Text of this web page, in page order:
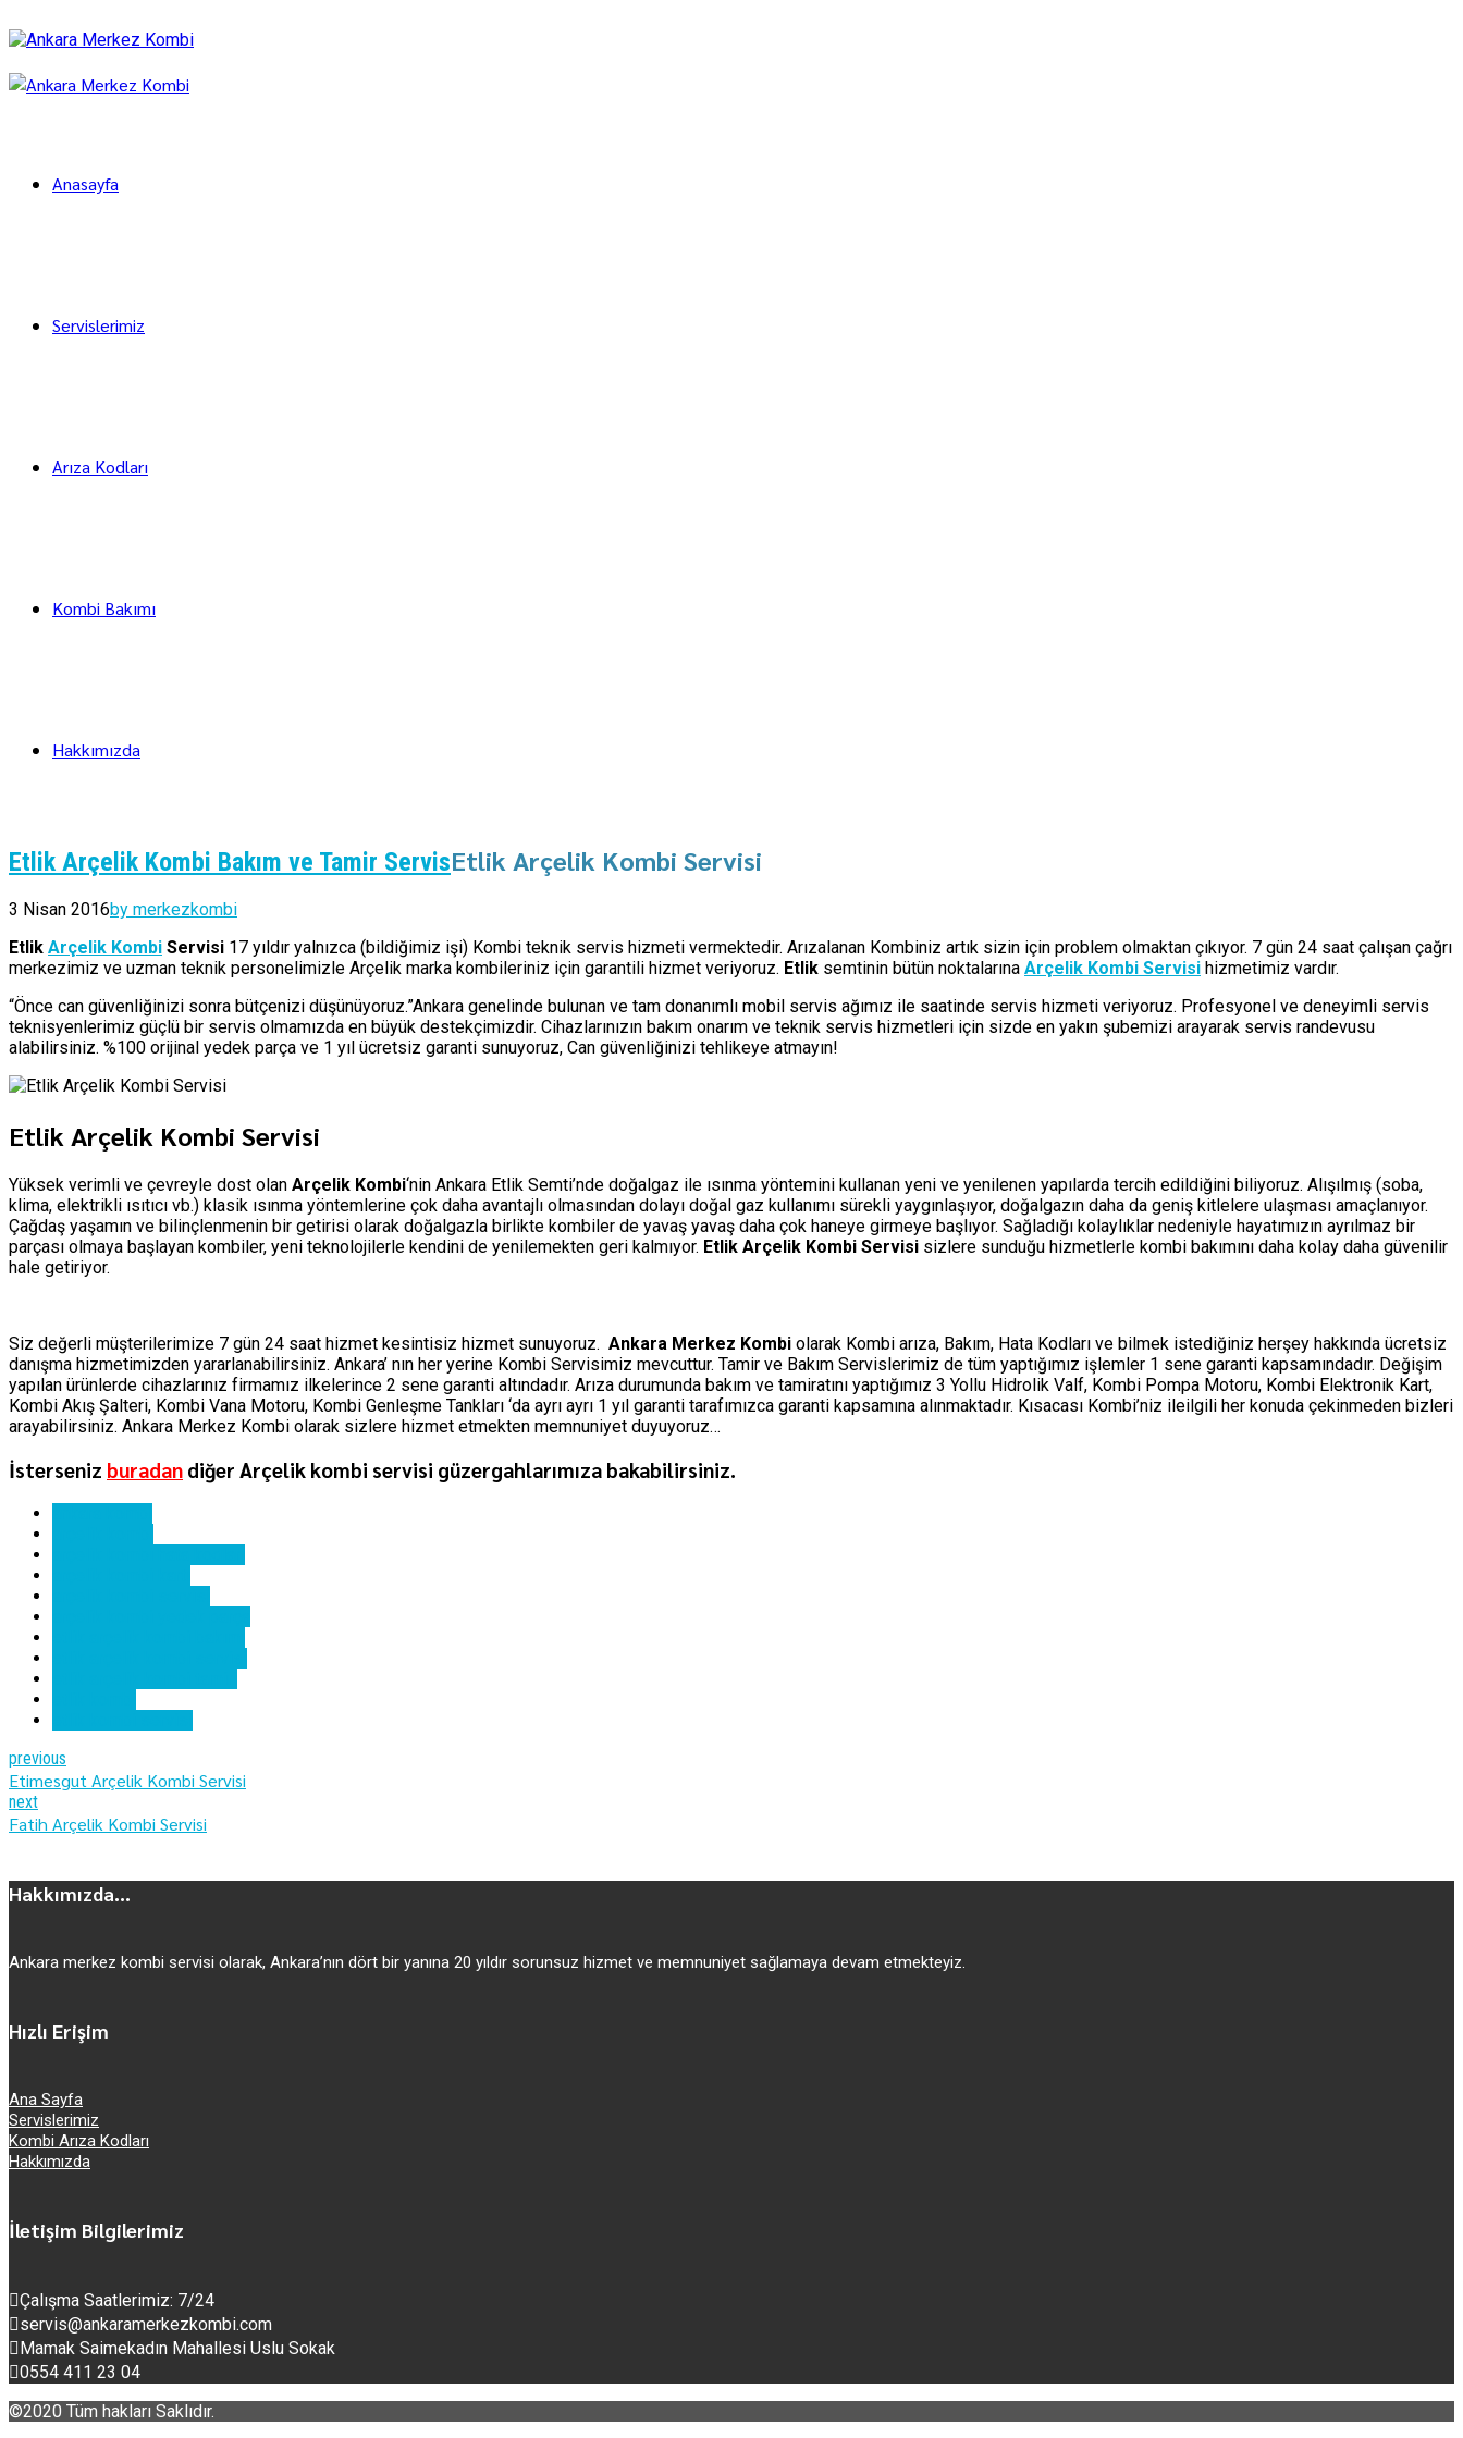
Anasayfa
Servislerimiz
Arıza Kodları
Kombi Bakımı
Hakkımızda
Etlik Arçelik Kombi Bakım ve Tamir ServisEtlik Arçelik Kombi Servisi
3 Nisan 2016by merkezkombi
Etlik Arçelik Kombi Servisi 17 yıldır yalnızca (bildiğimiz işi) Kombi teknik servis hizmeti vermektedir. Arızalanan Kombiniz artık sizin için problem olmaktan çıkıyor. 7 gün 24 saat çalışan çağrı
merkezimiz ve uzman teknik personelimizle Arçelik marka kombileriniz için garantili hizmet veriyoruz. Etlik semtinin bütün noktalarına Arçelik Kombi Servisi hizmetimiz vardır.
“Önce can güvenliğinizi sonra bütçenizi düşünüyoruz.”Ankara genelinde bulunan ve tam donanımlı mobil servis ağımız ile saatinde servis hizmeti veriyoruz. Profesyonel ve deneyimli servis
teknisyenlerimiz güçlü bir servis olmamızda en büyük destekçimizdir. Cihazlarınızın bakım onarım ve teknik servis hizmetleri için sizde en yakın şubemizi arayarak servis randevusu
alabilirsiniz. %100 orijinal yedek parça ve 1 yıl ücretsiz garanti sunuyoruz, Can güvenliğinizi tehlikeye atmayın!
Etlik Arçelik Kombi Servisi
Yüksek verimli ve çevreyle dost olan Arçelik Kombi‘nin Ankara Etlik Semti’nde doğalgaz ile ısınma yöntemini kullanan yeni ve yenilenen yapılarda tercih edildiğini biliyoruz. Alışılmış (soba,
klima, elektrikli ısıtıcı vb.) klasik ısınma yöntemlerine çok daha avantajlı olmasından dolayı doğal gaz kullanımı sürekli yaygınlaşıyor, doğalgazın daha da geniş kitlelere ulaşması amaçlanıyor.
Çağdaş yaşamın ve bilinçlenmenin bir getirisi olarak doğalgazla birlikte kombiler de yavaş yavaş daha çok haneye girmeye başlıyor. Sağladığı kolaylıklar nedeniyle hayatımızın ayrılmaz bir
parçası olmaya başlayan kombiler, yeni teknolojilerle kendini de yenilemekten geri kalmıyor. Etlik Arçelik Kombi Servisi sizlere sunduğu hizmetlerle kombi bakımını daha kolay daha güvenilir
hale getiriyor.
Siz değerli müşterilerimize 7 gün 24 saat hizmet kesintisiz hizmet sunuyoruz. Ankara Merkez Kombi olarak Kombi arıza, Bakım, Hata Kodları ve bilmek istediğiniz herşey hakkında ücretsiz
danışma hizmetimizden yararlanabilirsiniz. Ankara’ nın her yerine Kombi Servisimiz mevcuttur. Tamir ve Bakım Servislerimiz de tüm yaptığımız işlemler 1 sene garanti kapsamındadır. Değişim
yapılan ürünlerde cihazlarınız firmamız ilkelerince 2 sene garanti altındadır. Arıza durumunda bakım ve tamiratını yaptığımız 3 Yollu Hidrolik Valf, Kombi Pompa Motoru, Kombi Elektronik Kart,
Kombi Akış Şalteri, Kombi Vana Motoru, Kombi Genleşme Tankları ‘da ayrı ayrı 1 yıl garanti tarafımızca garanti kapsamına alınmaktadır. Kısacası Kombi’niz ileilgili her konuda çekinmeden bizleri
arayabilirsiniz. Ankara Merkez Kombi olarak sizlere hizmet etmekten memnuniyet duyuyoruz…
İsterseniz buradan diğer Arçelik kombi servisi güzergahlarımıza bakabilirsiniz.
previous
Etimesgut Arçelik Kombi Servisi
next
Fatih Arçelik Kombi Servisi
Hakkımızda...
Ankara merkez kombi servisi olarak, Ankara’nın dört bir yanına 20 yıldır sorunsuz hizmet ve memnuniyet sağlamaya devam etmekteyiz.
Hızlı Erişim
Ana Sayfa
Servislerimiz
Kombi Arıza Kodları
Hakkımızda
İletişim Bilgilerimiz
Çalışma Saatlerimiz: 7/24
servis@ankaramerkezkombi.com
Mamak Saimekadın Mahallesi Uslu Sokak
0554 411 23 04
©2020 Tüm hakları Saklıdır.